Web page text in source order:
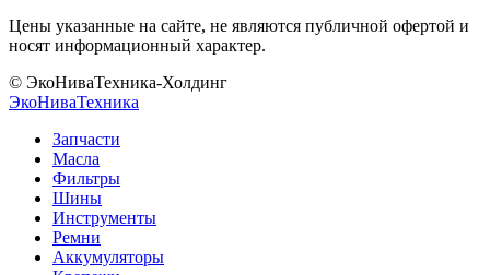
Цены указанные на сайте, не являются публичной офертой и
носят информационный характер.
© ЭкоНиваТехника-Холдинг
ЭкоНиваТехника
Запчасти
Масла
Фильтры
Шины
Инструменты
Ремни
Аккумуляторы